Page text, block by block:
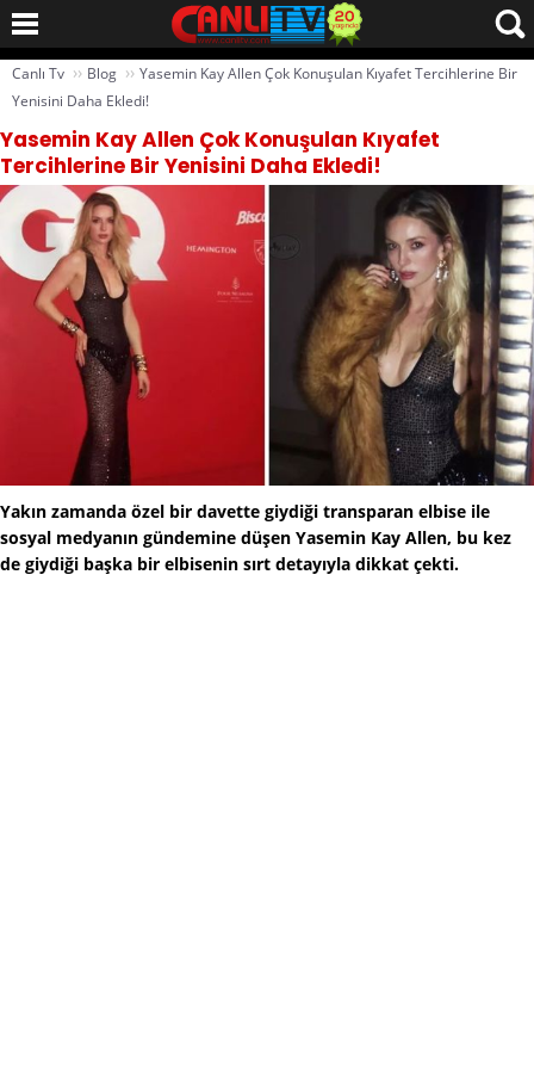
Canlı Tv ›› Blog ›› Yasemin Kay Allen Çok Konuşulan Kıyafet Tercihlerine Bir
Yenisini Daha Ekledi!
Yasemin Kay Allen Çok Konuşulan Kıyafet
Tercihlerine Bir Yenisini Daha Ekledi!
Yakın zamanda özel bir davette giydiği transparan elbise ile
sosyal medyanın gündemine düşen Yasemin Kay Allen, bu kez
de giydiği başka bir elbisenin sırt detayıyla dikkat çekti.